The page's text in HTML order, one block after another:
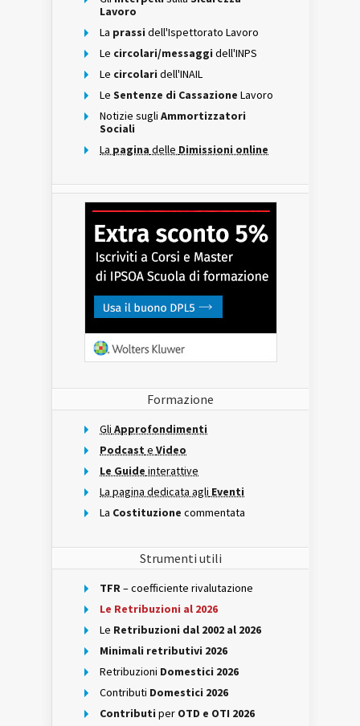
Lavoro
La prassi dell'Ispettorato Lavoro
Le circolari/messaggi dell'INPS
Le circolari dell'INAIL
Le Sentenze di Cassazione Lavoro
Notizie sugli Ammortizzatori
Sociali
La pagina delle Dimissioni online
Formazione
Gli Approfondimenti
Podcast e Video
Le Guide interattive
La pagina dedicata agli Eventi
La Costituzione commentata
Strumenti utili
TFR– coefficiente rivalutazione
Le Retribuzioni al 2026
Le Retribuzioni dal 2002 al 2026
Minimali retributivi 2026
Retribuzioni Domestici 2026
Contributi Domestici 2026
Contributi per OTD e OTI 2026